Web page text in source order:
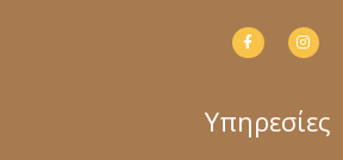
F
a
c
o
I
n
s
r
a
Υπηρεσίες